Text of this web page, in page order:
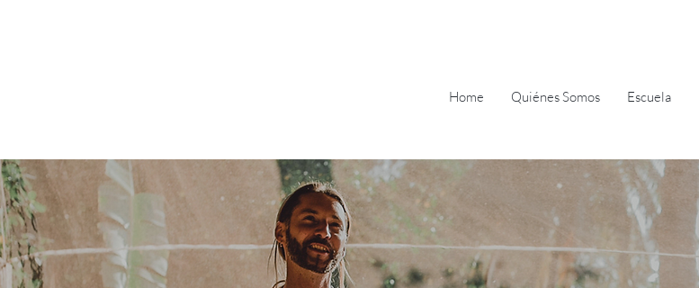
Home Quiénes Somos Escuela